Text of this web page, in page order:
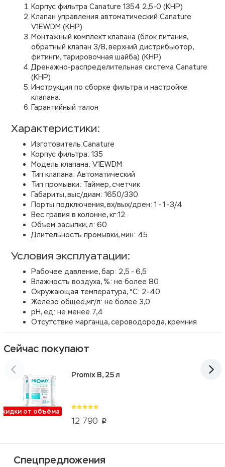
Корпус фильтра Canature 1354 2,5-0 (КНР)
Клапан управления автоматический Canature
V1EWDM (КНР)
Монтажный комплект клапана (блок питания,
обратный клапан 3/8, верхний дистрибьютор,
фитинги, тарировочная шайба) (КНР)
Дренажно-распределительная система Canature
(КНР)
Инструкция по сборке фильтра и настройке
клапана.
Гарантийный талон
Характеристики:
Изготовитель:Canature
Корпус фильтра: 135
Модель клапана: V1EWDM
Тип клапана: Автоматический
Тип промывки: Таймер, счетчик
Габариты, выс/диам: 1650/330
Порты подключения, вх/вых/дрен: 1 - 1 -3/4
Вес гравия в колонне, кг:12
Объем засыпки, л: 60
Длительность промывки, мин: 45
Условия эксплуатации:
Рабочее давление, бар: 2,5 - 6,5
Влажность воздуха, %: не более 80
Окружающая температура, °С: 2-40
Железо общее,мг/л: не более 3,0
рН, ед: не менее 7,4
Отсутствие марганца, сероводорода, кремния
Сейчас покупают
от объёма
12 790 p
Promix B, 25 л
Спецпредложения